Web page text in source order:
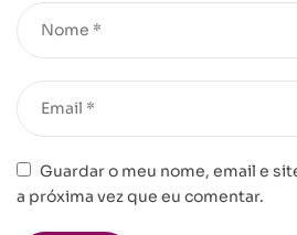
Guardar o meu nome, email e
a próxima vez que eu comentar.